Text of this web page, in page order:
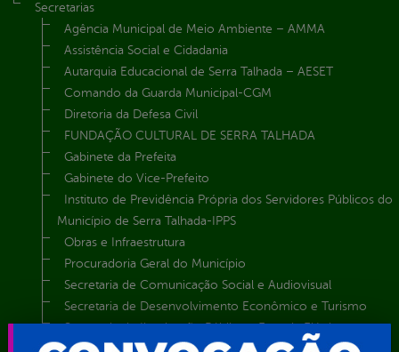
Secretarias
Agência Municipal de Meio Ambiente – AMMA
Assistência Social e Cidadania
Autarquia Educacional de Serra Talhada – AESET
Comando da Guarda Municipal-CGM
Diretoria da Defesa Civil
FUNDAÇÃO CULTURAL DE SERRA TALHADA
Gabinete da Prefeita
Gabinete do Vice-Prefeito
Instituto de Previdência Própria dos Servidores Públicos do
Município de Serra Talhada-IPPS
Obras e Infraestrutura
Procuradoria Geral do Município
Secretaria de Comunicação Social e Audiovisual
Secretaria de Desenvolvimento Econômico e Turismo
Secretaria de Iluminação Pública e Energia Elétrica
Secretaria Municipal da Mulher – SEMU